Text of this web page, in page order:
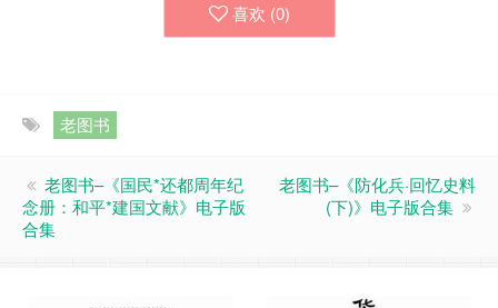
喜欢 (0)
老图书
老图书–《国民*还都周年纪
念册：和平*建国文献》电子版
合集
老图书–《防化兵·回忆史料
(下)》电子版合集